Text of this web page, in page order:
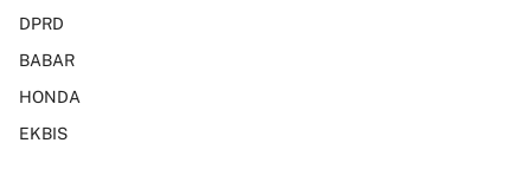
DPRD
BABAR
HONDA
EKBIS